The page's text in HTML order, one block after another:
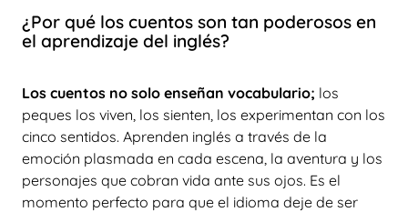
¿Por qué los cuentos son tan poderosos en
el aprendizaje del inglés?
Los cuentos no solo enseñan vocabulario; los
peques los viven, los sienten, los experimentan con los
cinco sentidos. Aprenden inglés a través de la
emoción plasmada en cada escena, la aventura y los
personajes que cobran vida ante sus ojos. Es el
momento perfecto para que el idioma deje de ser